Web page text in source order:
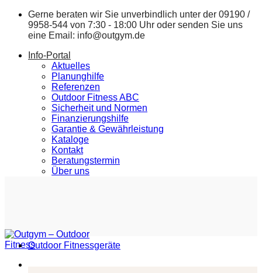
Zum
springen
Gerne beraten wir Sie unverbindlich unter der 09190 /
9958-544 von 7:30 - 18:00 Uhr oder senden Sie uns
eine Email: info@outgym.de
Info-Portal
Aktuelles
Planunghilfe
Referenzen
Outdoor Fitness ABC
Sicherheit und Normen
Finanzierungshilfe
Garantie & Gewährleistung
Kataloge
Kontakt
Beratungstermin
Über uns
Outdoor Fitnessgeräte